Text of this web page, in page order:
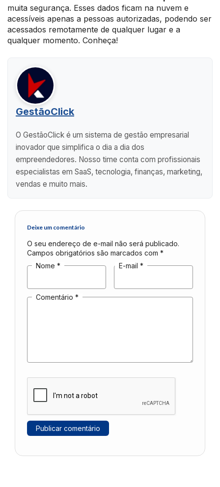
muita segurança. Esses dados ficam na nuvem e
acessíveis apenas a pessoas autorizadas, podendo ser
acessados remotamente de qualquer lugar e a
qualquer momento. Conheça!
GestãoClick
O GestãoClick é um sistema de gestão empresarial
inovador que simplifica o dia a dia dos
empreendedores. Nosso time conta com profissionais
especialistas em SaaS, tecnologia, finanças, marketing,
vendas e muito mais.
Deixe um comentário
O seu endereço de e-mail não será publicado.
Campos obrigatórios são marcados com *
Nome * E-mail *
Comentário *